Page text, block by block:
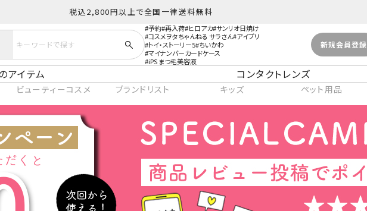
税込2,800円以上で全国一律送料無料
予約 再入荷 ヒロアカ サンリオ日焼け
コスメヲタちゃんねる サラさん アイプリ
トイ・ストーリー5 ちいかわ
マイナンバーカードケース
iPS まつ毛美容液
新規会員登録
アイテム コンタクトレンズ
ビューティーコスメ ブランドリスト キッズ ペット用品